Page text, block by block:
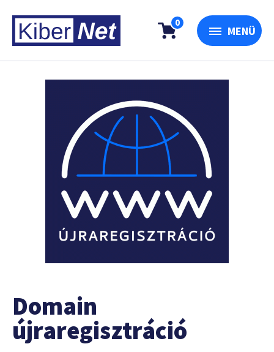
0
MENÜ
Domain
újraregisztráció